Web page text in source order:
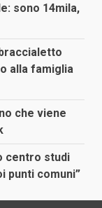
sono 14mila,
alla famiglia
che viene
centro studi
punti comuni”